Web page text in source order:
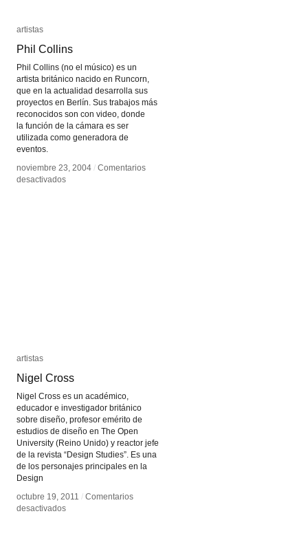
artistas
Phil Collins
Phil Collins (no el músico) es un
artista británico nacido en Runcorn,
que en la actualidad desarrolla sus
proyectos en Berlín. Sus trabajos más
reconocidos son con video, donde
la función de la cámara es ser
utilizada como generadora de
eventos.
noviembre 23, 2004 / Comentarios
desactivadosen
artistas
Phil Collins
noviembre 23, 2004 / Comentarios
desactivadosen
artistas
Nigel Cross
Nigel Cross es un académico,
educador e investigador británico
sobre diseño, profesor emérito de
estudios de diseño en The Open
University (Reino Unido) y reactor jefe
de la revista “Design Studies”. Es una
de los personajes principales en la
Design
octubre 19, 2011 / Comentarios
desactivadosen
artistas
Nigel Cross
octubre 19, 2011 / Comentarios
desactivadosen